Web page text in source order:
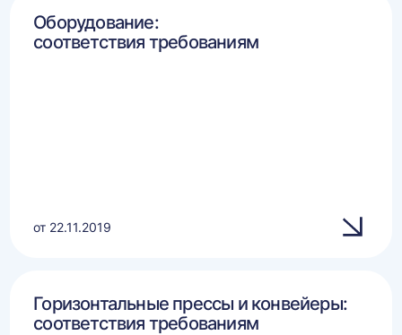
Оборудование:
соответствия требованиям
от 22.11.2019
Горизонтальные прессы и конвейеры:
соответствия требованиям